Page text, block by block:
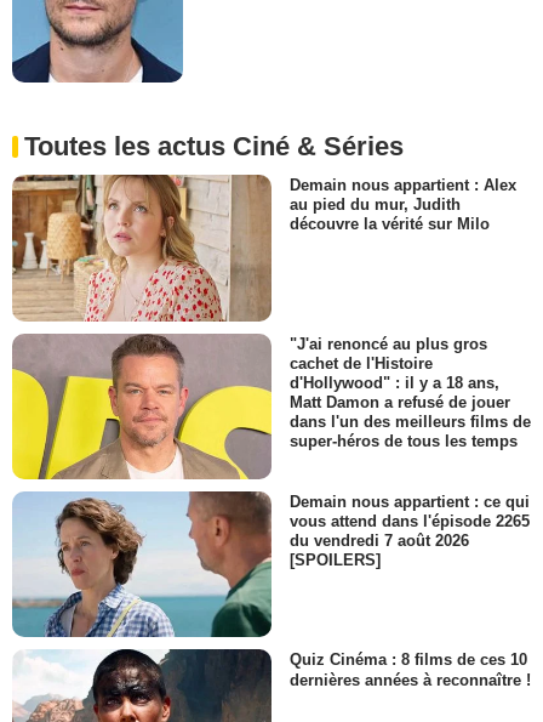
Toutes les actus Ciné & Séries
Demain nous appartient : Alex
au pied du mur, Judith
découvre la vérité sur Milo
"J'ai renoncé au plus gros
cachet de l'Histoire
d'Hollywood" : il y a 18 ans,
Matt Damon a refusé de jouer
dans l'un des meilleurs films de
super-héros de tous les temps
Demain nous appartient : ce qui
vous attend dans l'épisode 2265
du vendredi 7 août 2026
[SPOILERS]
Quiz Cinéma : 8 films de ces 10
dernières années à reconnaître !